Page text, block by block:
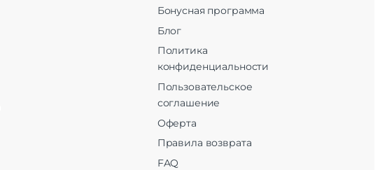
Бонусная программа
Блог
Политика
конфиденциальности
Пользовательское
соглашение
Оферта
Правила возврата
FAQ